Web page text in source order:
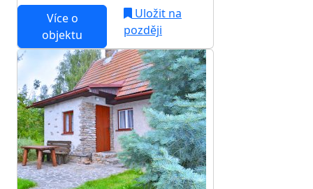
Více o
objektu
Uložit na
později